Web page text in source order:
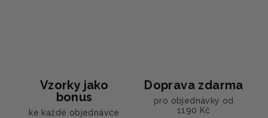
Vzorky jako
bonus
ke každé objednávce
Doprava zdarma
pro objednávky od
1190 Kč